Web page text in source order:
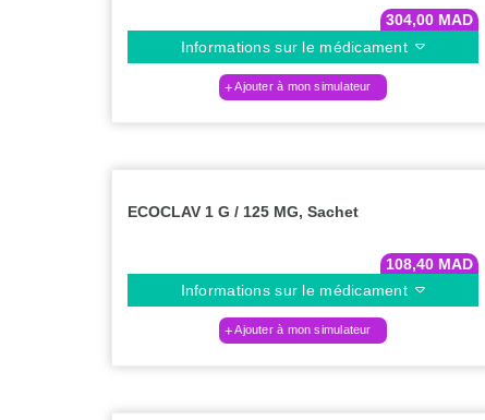
304,00 MAD
Informations sur le médicament
Ajouter à mon simulateur
ECOCLAV 1 G / 125 MG, Sachet
108,40 MAD
Informations sur le médicament
Ajouter à mon simulateur